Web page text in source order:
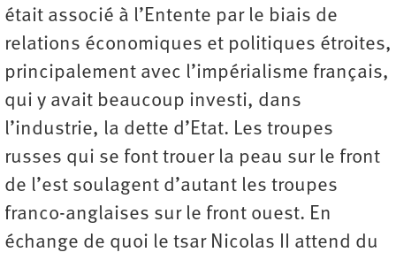
était associé à l’Entente par le biais de
relations économiques et politiques étroites,
principalement avec l’impérialisme français,
qui y avait beaucoup investi, dans
l’industrie, la dette d’Etat. Les troupes
russes qui se font trouer la peau sur le front
de l’est soulagent d’autant les troupes
franco-anglaises sur le front ouest. En
échange de quoi le tsar Nicolas II attend du